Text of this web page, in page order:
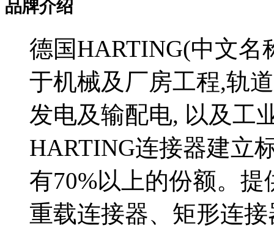
品牌介绍
德国HARTING(中文名
于机械及厂房工程,轨
发电及输配电, 以及工
HARTING连接器建立
有70%以上的份额。
重载连接器、矩形连接